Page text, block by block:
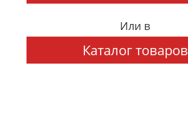
Или в
Каталог товаров